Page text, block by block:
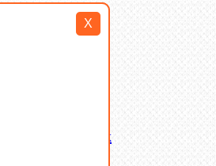
X
крепеж